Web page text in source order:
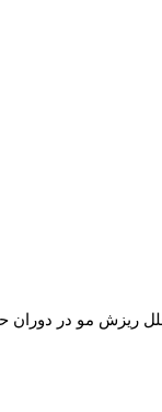
ریزش مو در